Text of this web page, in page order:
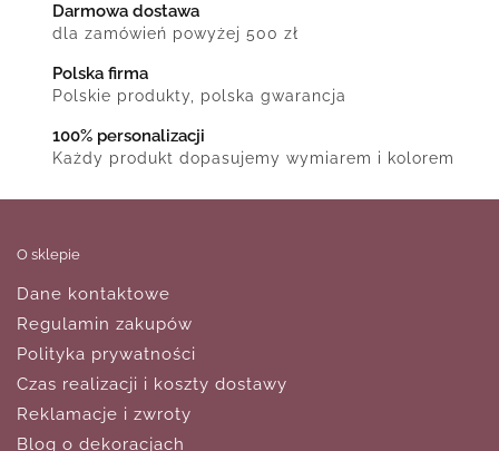
Darmowa dostawa
dla zamówień powyżej 500 zł
Polska firma
Polskie produkty, polska gwarancja
100% personalizacji
Każdy produkt dopasujemy wymiarem i kolorem
O sklepie
Dane kontaktowe
Regulamin zakupów
Polityka prywatności
Czas realizacji i koszty dostawy
Reklamacje i zwroty
Blog o dekoracjach